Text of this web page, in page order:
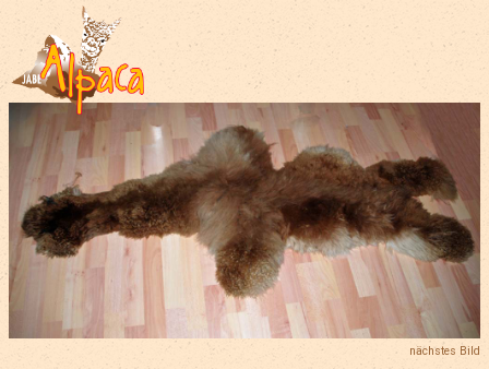
nächstes Bild